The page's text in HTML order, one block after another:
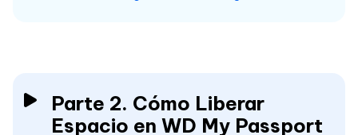
Parte 2. Cómo Liberar
Espacio en WD My Passport